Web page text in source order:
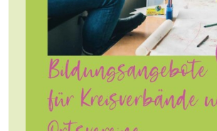
Presse
Intern
Login
Mitglied werden